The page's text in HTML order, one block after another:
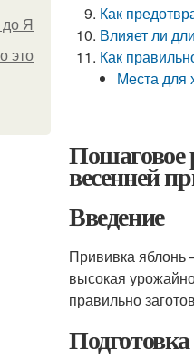
Я
это
Как
Влияет ли
Как
Места для
Пошаговое
весенней
Введение
Прививка яблонь
высокая
правильно